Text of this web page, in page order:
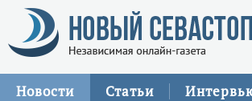
Новости Статьи